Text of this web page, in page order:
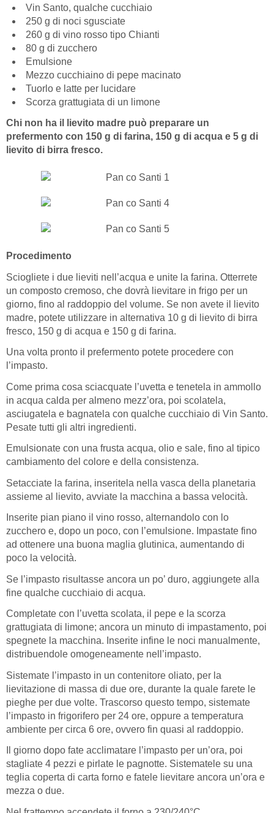
Vin Santo, qualche cucchiaio
250 g di noci sgusciate
260 g di vino rosso tipo Chianti
80 g di zucchero
Emulsione
Mezzo cucchiaino di pepe macinato
Tuorlo e latte per lucidare
Scorza grattugiata di un limone
Chi non ha il lievito madre può preparare un
prefermento con 150 g di farina, 150 g di acqua e 5 g di
lievito di birra fresco.
Procedimento
Sciogliete i due lieviti nell’acqua e unite la farina. Otterrete
un composto cremoso, che dovrà lievitare in frigo per un
giorno, fino al raddoppio del volume. Se non avete il lievito
madre, potete utilizzare in alternativa 10 g di lievito di birra
fresco, 150 g di acqua e 150 g di farina.
Una volta pronto il prefermento potete procedere con
l’impasto.
Come prima cosa sciacquate l’uvetta e tenetela in ammollo
in acqua calda per almeno mezz’ora, poi scolatela,
asciugatela e bagnatela con qualche cucchiaio di Vin Santo.
Pesate tutti gli altri ingredienti.
Emulsionate con una frusta acqua, olio e sale, fino al tipico
cambiamento del colore e della consistenza.
Setacciate la farina, inseritela nella vasca della planetaria
assieme al lievito, avviate la macchina a bassa velocità.
Inserite pian piano il vino rosso, alternandolo con lo
zucchero e, dopo un poco, con l’emulsione. Impastate fino
ad ottenere una buona maglia glutinica, aumentando di
poco la velocità.
Se l’impasto risultasse ancora un po’ duro, aggiungete alla
fine qualche cucchiaio di acqua.
Completate con l’uvetta scolata, il pepe e la scorza
grattugiata di limone; ancora un minuto di impastamento, poi
spegnete la macchina. Inserite infine le noci manualmente,
distribuendole omogeneamente nell’impasto.
Sistemate l’impasto in un contenitore oliato, per la
lievitazione di massa di due ore, durante la quale farete le
pieghe per due volte. Trascorso questo tempo, sistemate
l’impasto in frigorifero per 24 ore, oppure a temperatura
ambiente per circa 6 ore, ovvero fin quasi al raddoppio.
Il giorno dopo fate acclimatare l’impasto per un’ora, poi
stagliate 4 pezzi e pirlate le pagnotte. Sistematele su una
teglia coperta di carta forno e fatele lievitare ancora un’ora e
mezza o due.